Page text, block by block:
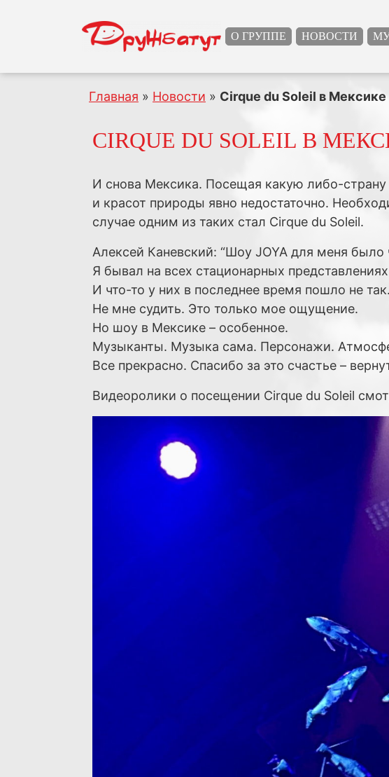
О ГРУППЕ НОВОСТИ
Главная » Новости » Cirque du Soleil в Мексике
CIRQUE DU SOLEIL В
И снова Мексика. Посещая какую либо-
и красот природы явно недостаточно.
случае одним из таких стал Cirque du Soleil.
Алексей Каневский: “Шоу JOYA для меня
Я бывал на всех стационарных
И что-то у них в последнее время пошло не так.
Не мне судить. Это только мое ощущение.
Но шоу в Мексике – особенное.
Музыканты. Музыка сама. Персонажи.
Все прекрасно. Спасибо за это счастье –
Видеоролики о посещении Cirque du Soleil